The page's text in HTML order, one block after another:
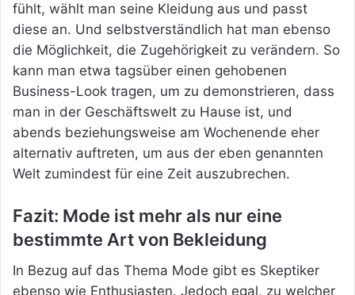
fühlt, wählt man seine Kleidung aus und passt
diese an. Und selbstverständlich hat man ebenso
die Möglichkeit, die Zugehörigkeit zu verändern. So
kann man etwa tagsüber einen gehobenen
Business-Look tragen, um zu demonstrieren, dass
man in der Geschäftswelt zu Hause ist, und
abends beziehungsweise am Wochenende eher
alternativ auftreten, um aus der eben genannten
Welt zumindest für eine Zeit auszubrechen.
Fazit: Mode ist mehr als nur eine
bestimmte Art von Bekleidung
In Bezug auf das Thema Mode gibt es Skeptiker
ebenso wie Enthusiasten. Jedoch egal, zu welcher